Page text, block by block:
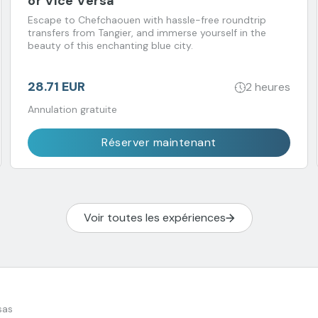
Escape to Chefchaouen with hassle-free roundtrip
transfers from Tangier, and immerse yourself in the
beauty of this enchanting blue city.
28.71 EUR 2 heures
Annulation gratuite
Réserver maintenant
Voir toutes les expériences